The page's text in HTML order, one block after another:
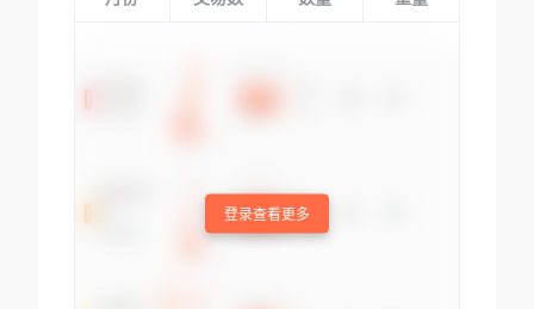
登录查看更多